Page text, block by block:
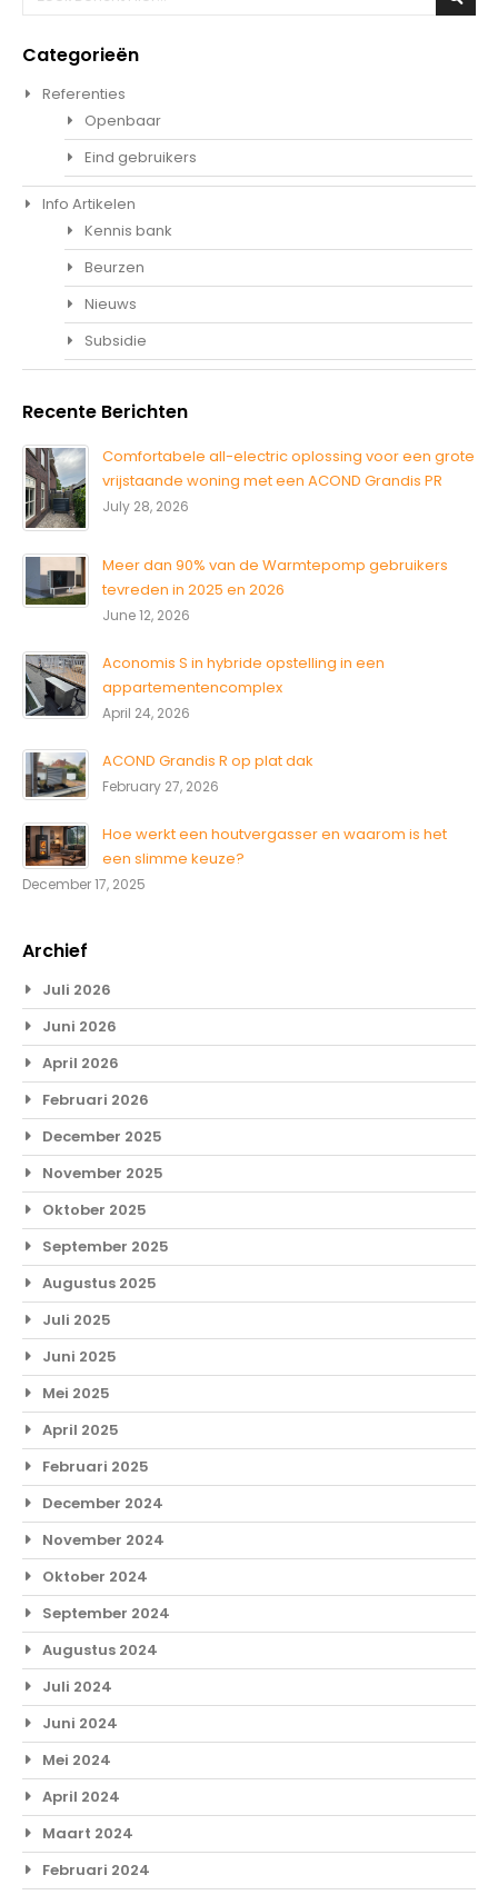
Categorieën
Referenties
Openbaar
Eind gebruikers
Info Artikelen
Kennis bank
Beurzen
Nieuws
Subsidie
Recente Berichten
Comfortabele all-electric oplossing voor een grote
vrijstaande woning met een ACOND Grandis PR
July 28, 2026
Meer dan 90% van de Warmtepomp gebruikers
tevreden in 2025 en 2026
June 12, 2026
Aconomis S in hybride opstelling in een
appartementencomplex
April 24, 2026
ACOND Grandis R op plat dak
February 27, 2026
Hoe werkt een houtvergasser en waarom is het
een slimme keuze?
December 17, 2025
Archief
Juli 2026
Juni 2026
April 2026
Februari 2026
December 2025
November 2025
Oktober 2025
September 2025
Augustus 2025
Juli 2025
Juni 2025
Mei 2025
April 2025
Februari 2025
December 2024
November 2024
Oktober 2024
September 2024
Augustus 2024
Juli 2024
Juni 2024
Mei 2024
April 2024
Maart 2024
Februari 2024